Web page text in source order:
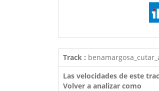
Track :
Las velocidades de este
Volver a analizar como